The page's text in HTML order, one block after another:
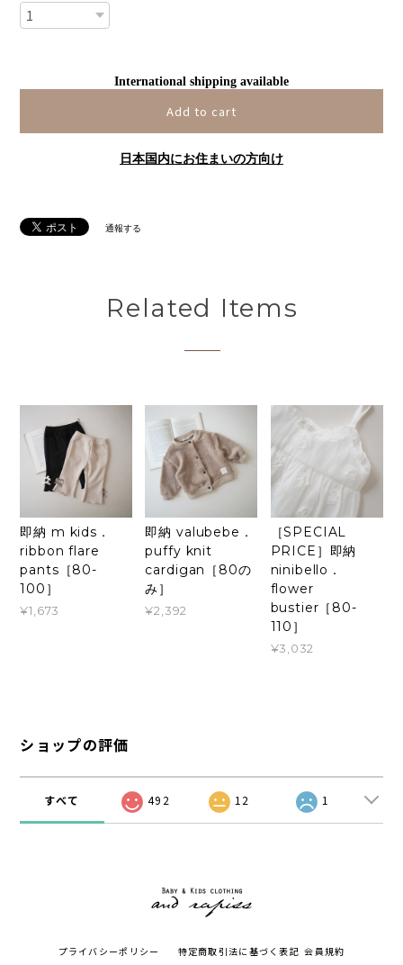
International shipping available
Add to cart
日本国内にお住まいの方向け
通報する
Related Items
即納 m kids．
ribbon flare
pants［80-
100］
¥1,673
即納 valubebe．
puffy knit
cardigan［80の
み］
¥2,392
［SPECIAL
PRICE］即納
ninibello．
flower
bustier［80-
110］
¥3,032
ショップの評価
すべて 492 12 1
プライバシーポリシー 特定商取引法に基づく表記 会員規約